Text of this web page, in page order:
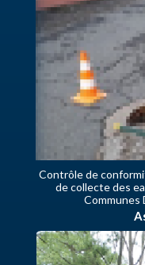
Contrôle de
de collecte des
Communes